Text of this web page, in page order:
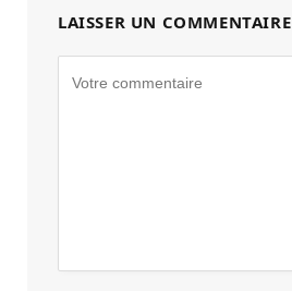
LAISSER UN COMMENTAIRE